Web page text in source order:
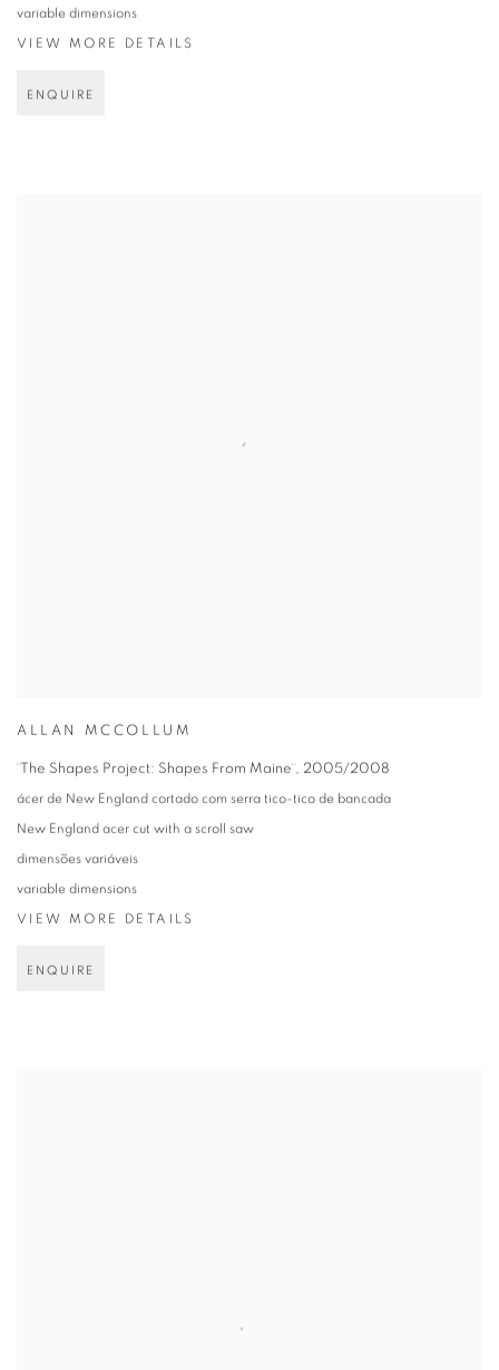
variable dimensions
VIEW MORE DETAILS
ENQUIRE
ALLAN MCCOLLUM
¨The Shapes Project: Shapes From Maine¨, 2005/2008
ácer de New England cortado com serra tico-tico de bancada
New England acer cut with a scroll saw
dimensões variáveis
variable dimensions
VIEW MORE DETAILS
ENQUIRE